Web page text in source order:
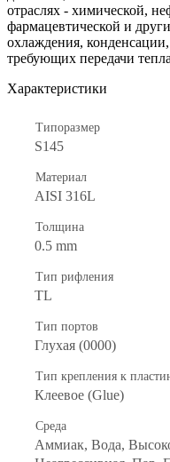
отраслях - химической,
фармацевтической и
охлаждения,
требующих передачи
Характеристики
Типоразмер
S145
Материал
AISI 316L
Толщина
0.5 mm
Тип рифления
TL
Тип портов
Глухая (0000)
Тип крепления к
Клеевое (Glue)
Среда
Аммиак, Вода,